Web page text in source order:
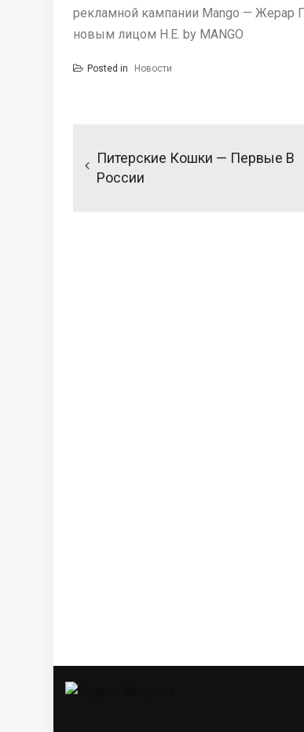
рекламной кампании Mango — Жерар
новым лицом H.E. by MANGO
Posted in Новости
записям
Питерские Кошки — Первые В
России